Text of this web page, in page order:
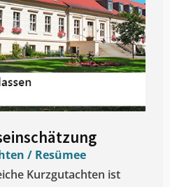
/ Resümee
Kurzgutachten ist